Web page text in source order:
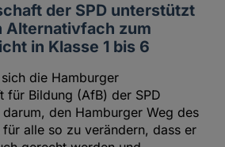
der SPD unterstützt
Alternativfach zum
in Klasse 1 bis 6
die Hamburger
für Bildung (AfB) der SPD
den Hamburger Weg des
alle so zu verändern, dass er